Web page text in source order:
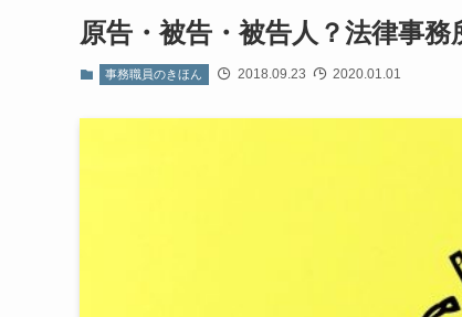
原告・被告・被告人？法律事
事務職員のきほん 2018.09.23 2020.01.01